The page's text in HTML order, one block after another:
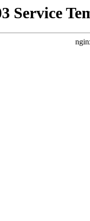
Service